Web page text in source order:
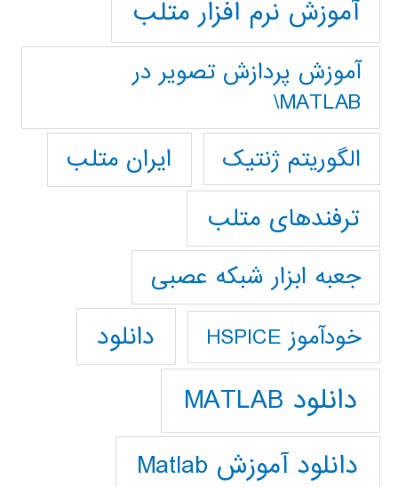
آموزش نرم افزار متلب
آموزش پردازش تصوير در
MATLAB\
الگوریتم ژنتیک
ایران متلب
ترفندهای متلب
جعبه ابزار شبکه عصبی
خودآموز HSPICE دانلود
دانلود MATLAB
دانلود آموزش Matlab